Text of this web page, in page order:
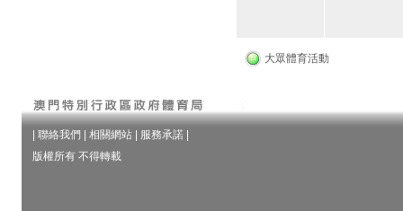
大眾體育活動
聯絡我們 相關網站 服務承諾
版權所有 不得轉載